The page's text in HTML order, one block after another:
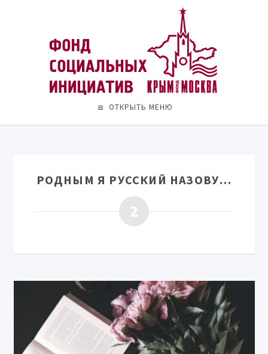
ОТКРЫТЬ МЕНЮ
РОДНЫМ Я РУССКИЙ НАЗОВУ…
2